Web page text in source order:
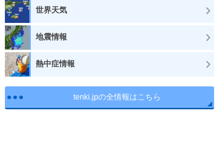
世界天気
地震情報
熱中症情報
tenki.jpの全情報はこちら